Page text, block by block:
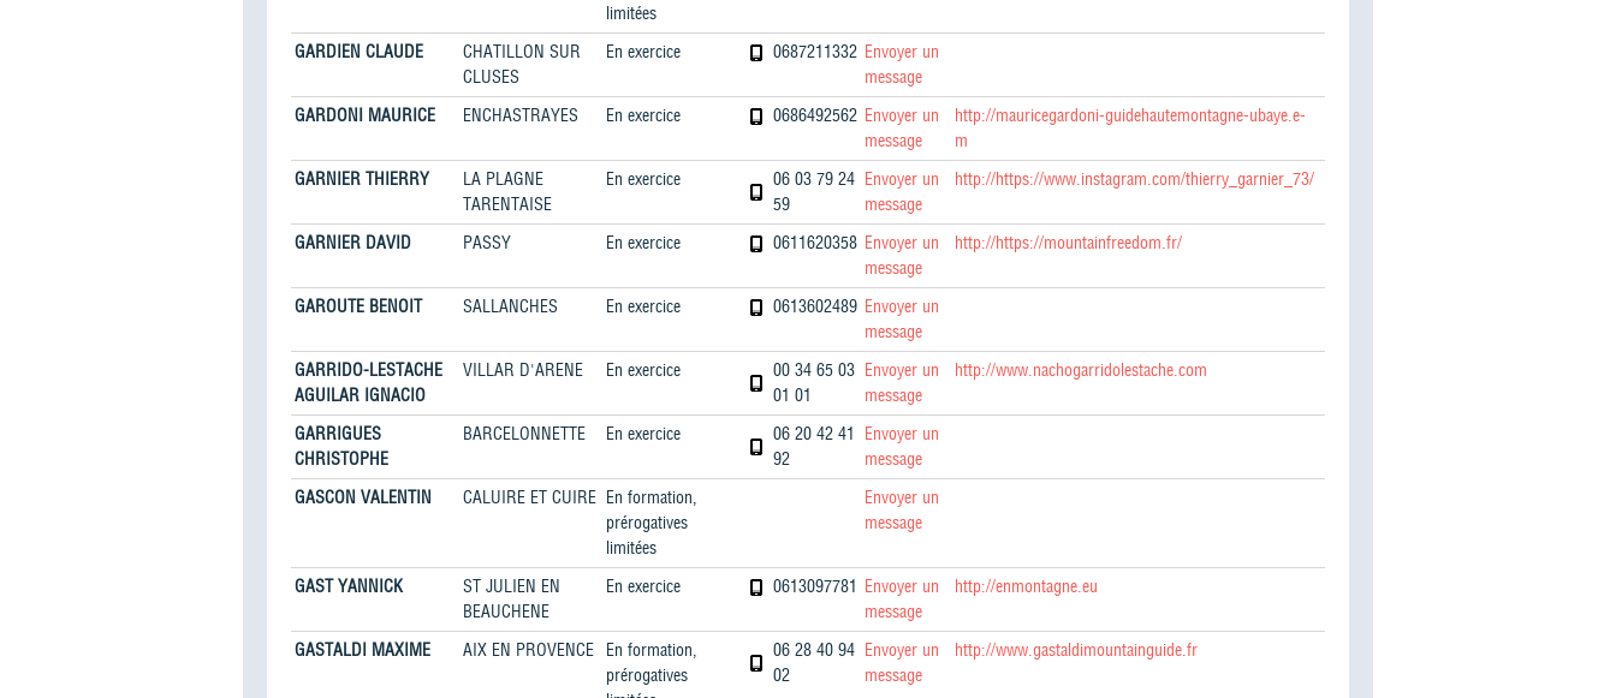
limitées
GARDIEN CLAUDE
CHATILLON SUR
CLUSES
En exercice 0687211332 Envoyer un
message
GARDONI MAURICE
ENCHASTRAYES En exercice 0686492562 Envoyer un
message
http://mauricegardoni-guidehautemontagne-ubaye.e-
m
GARNIER THIERRY
LA PLAGNE
TARENTAISE
En exercice
06 03 79 24
59
Envoyer un
message
http://https://www.instagram.com/thierry_garnier_73/
GARNIER DAVID PASSY En exercice 0611620358 Envoyer un
message
http://https://mountainfreedom.fr/
GAROUTE BENOIT SALLANCHES En exercice 0613602489 Envoyer un
message
GARRIDO-LESTACHE
AGUILAR IGNACIO
VILLAR D'ARENE En exercice
00 34 65 03
01 01
Envoyer un
message
http://www.nachogarridolestache.com
GARRIGUES
CHRISTOPHE
BARCELONNETTE En exercice
06 20 42 41
92
Envoyer un
message
GASCON VALENTIN
CALUIRE ET CUIRE En formation,
prérogatives
limitées
Envoyer un
message
GAST YANNICK
ST JULIEN EN
BEAUCHENE
En exercice 0613097781 Envoyer un
message
http://enmontagne.eu
GASTALDI MAXIME AIX EN PROVENCE
En formation,
prérogatives
06 28 40 94
02
Envoyer un
message
http://www.gastaldimountainguide.fr